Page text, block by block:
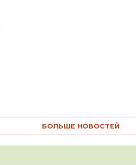
БОЛЬШЕ НОВОСТЕЙ